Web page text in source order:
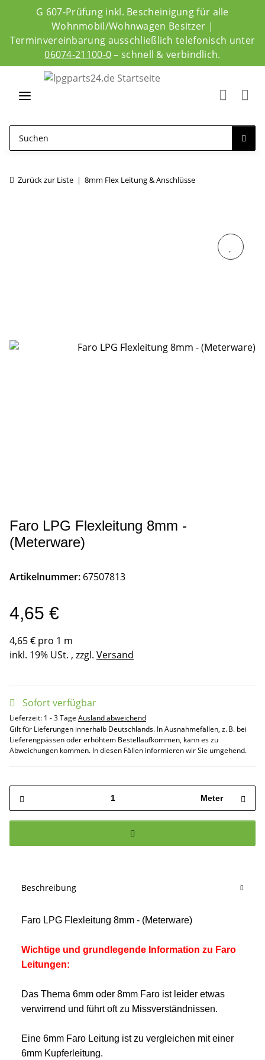
G 607-Prüfung inkl. Bescheinigung für alle
Wohnmobil/Wohnwagen Besitzer |
Terminvereinbarung ausschließlich telefonisch unter
06074-21100-0– schnell & verbindlich.
Zurück zur Liste 8mm Flex Leitung & Anschlüsse
Faro LPG Flexleitung 8mm -
(Meterware)
Artikelnummer: 67507813
4,65 €
4,65 € pro 1 m
inkl. 19% USt. , zzgl. Versand
Sofort verfügbar
Lieferzeit: 1 - 3 Tage Ausland abweichend
Gilt für Lieferungen innerhalb Deutschlands. In Ausnahmefällen, z. B. bei
Lieferengpässen oder erhöhtem Bestellaufkommen, kann es zu
Abweichungen kommen. In diesen Fällen informieren wir Sie umgehend.
Meter
Beschreibung
Faro LPG Flexleitung 8mm - (Meterware)
Wichtige und grundlegende Information zu Faro
Leitungen:
Das Thema 6mm oder 8mm Faro ist leider etwas
verwirrend und führt oft zu Missverständnissen.
Eine 6mm Faro Leitung ist zu vergleichen mit einer
6mm Kupferleitung.